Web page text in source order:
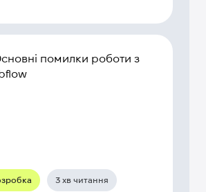
3 хв читання